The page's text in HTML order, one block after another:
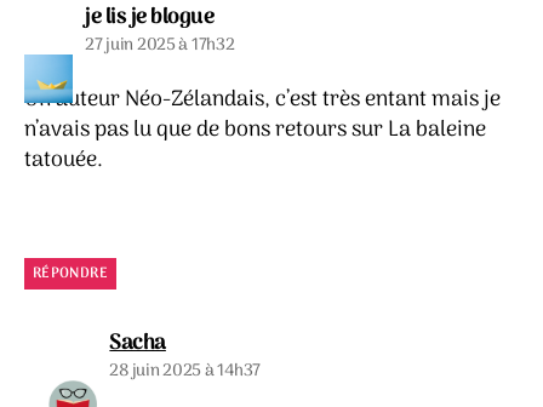
je lis je bloguedit :
27 juin 2025 à 17h32
Un auteur Néo-Zélandais, c’est très entant mais je
n’avais pas lu que de bons retours sur La baleine
tatouée.
RÉPONDRE
Sachadit :
28 juin 2025 à 14h37